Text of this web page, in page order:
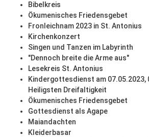
Bibelkreis
Ökumenisches Friedensgebet
Fronleichnam 2023 in St. Antonius
Kirchenkonzert
Singen und Tanzen im Labyrinth
"Dennoch breite die Arme aus"
Lesekreis St. Antonius
Kindergottesdienst am 07.05.2023,
Heiligsten Dreifaltigkeit
Ökumenisches Friedensgebet
Gottesdienst als Agape
Maiandachten
Kleiderbasar